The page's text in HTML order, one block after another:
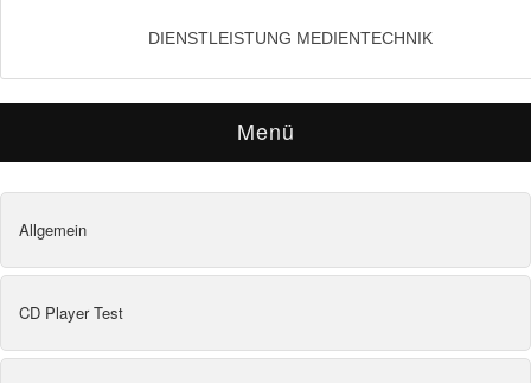
DIENSTLEISTUNG MEDIENTECHNIK
Menü
Allgemein
CD Player Test